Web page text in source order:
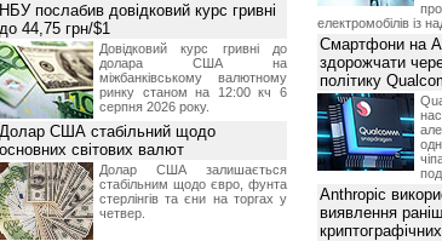
НБУ послабив довідковий курс гривні
до 44,75 грн/$1
Довідковий курс гривні до
долара США на
міжбанківському валютному
ринку станом на 12:00 кч 6
серпня 2026 року.
Долар США стабільний щодо
основних світових валют
Долар США залишається
стабільним щодо євро, фунта
стерлінгів та єни на торгах у
четвер.
електромобілів із
Смартфони на
здорожчати
політику
Anthropic
виявлення